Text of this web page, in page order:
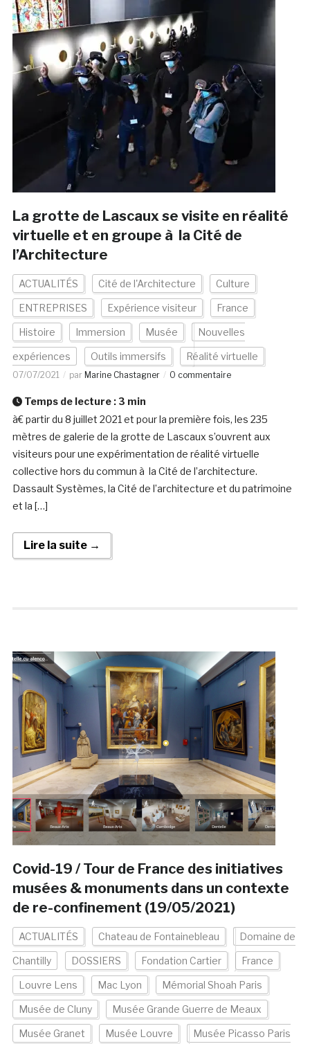
La grotte de Lascaux se visite en réalité
virtuelle et en groupe à la Cité de
l’Architecture
ACTUALITÉS Cité de l'Architecture Culture
ENTREPRISES Expérience visiteur France
Histoire Immersion Musée Nouvelles
expériences Outils immersifs Réalité virtuelle
07/07/2021 par Marine Chastagner 0 commentaire
Temps de lecture : 3 min
à€ partir du 8 juillet 2021 et pour la première fois, les 235
mètres de galerie de la grotte de Lascaux s’ouvrent aux
visiteurs pour une expérimentation de réalité virtuelle
collective hors du commun à la Cité de l’architecture.
Dassault Systèmes, la Cité de l’architecture et du patrimoine
et la […]
Lire la suite →
Covid-19 / Tour de France des initiatives
musées & monuments dans un contexte
de re-confinement (19/05/2021)
ACTUALITÉS Chateau de Fontainebleau Domaine de
Chantilly DOSSIERS Fondation Cartier France
Louvre Lens Mac Lyon Mémorial Shoah Paris
Musée de Cluny Musée Grande Guerre de Meaux
Musée Granet Musée Louvre Musée Picasso Paris